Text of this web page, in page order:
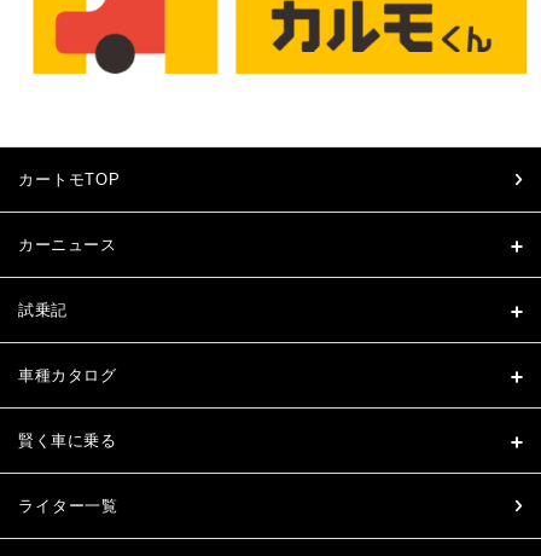
カートモTOP
カーニュース
試乗記
車種カタログ
賢く車に乗る
ライター一覧